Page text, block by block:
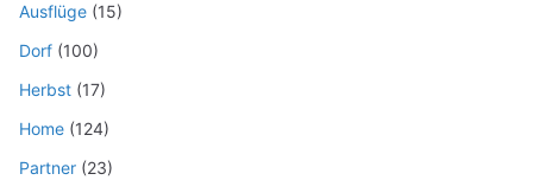
Ausflüge (15)
Dorf (100)
Herbst (17)
Home (124)
Partner (23)